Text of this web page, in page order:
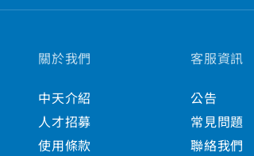
關於我們
中天介紹
人才招募
使用條款
客服資訊
公告
常見問題
聯絡我們